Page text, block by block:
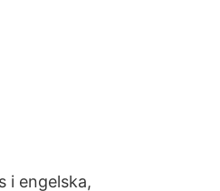
i engelska,